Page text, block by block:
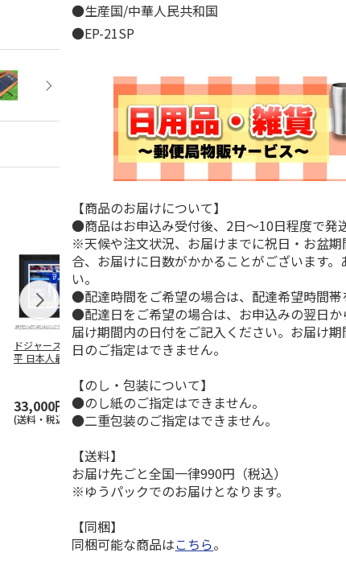
ドジャース 大谷翔
平 日本人最多53試
33,000円
(送料・税込)
MLB ドジャース 大
谷翔平 2026 NL 3・
33,000円
(送料・税込)
9,900円
(送料・税込)
●生産国/中華人民共和国
●EP-21SP
【商品のお届けについて】
●商品はお申込み受付後、2日～10日程度で発
※天候や注文状況、お届けまでに祝日・お盆
合、お届けに日数がかかることがございます
い。
●配達時間をご希望の場合は、配達希望時間帯
●配達日をご希望の場合は、お申込みの翌日か
届け期間内の日付をご記入ください。お届け
日のご指定はできません。
【のし・包装について】
●のし紙のご指定はできません。
●二重包装のご指定はできません。
【送料】
お届け先ごと全国一律990円（税込）
※ゆうパックでのお届けとなります。
【同梱】
同梱可能な商品はこちら。